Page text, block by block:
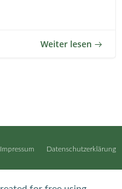
Weiter lesen
Impressum Datenschutzerklärung